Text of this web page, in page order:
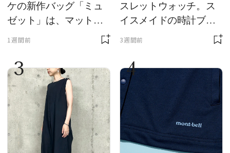
ケの新作バッグ「ミュ
ゼット」は、マットな
1週間前
スレットウォッチ。ス
イスメイドの時計ブラ
ンド【フレデリック・
をレビュー。【それい
け！ 良品ハンター】
3週間前
3 4